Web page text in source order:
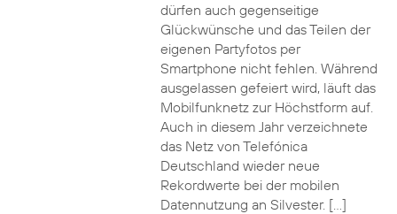
dürfen auch gegenseitige
Glückwünsche und das Teilen der
eigenen Partyfotos per
Smartphone nicht fehlen. Während
ausgelassen gefeiert wird, läuft das
Mobilfunknetz zur Höchstform auf.
Auch in diesem Jahr verzeichnete
das Netz von Telefónica
Deutschland wieder neue
Rekordwerte bei der mobilen
Datennutzung an Silvester. […]